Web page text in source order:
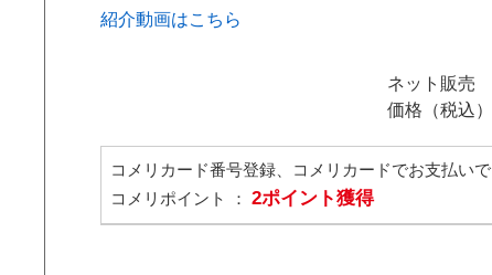
紹介動画はこちら
ネット販売
価格（税込）
コメリカード番号登録、コメリカードでお支払いで
コメリポイント ： 2ポイント獲得